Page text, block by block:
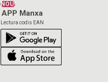
NOU!
APP Manxa
Lectura codis EAN